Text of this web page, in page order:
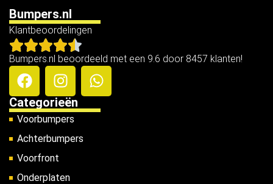
Bumpers.nl
Klantbeoordelingen
Bumpers.nl beoordeeld met een 9.6 door 8457 klanten!
Categorieën
Voorbumpers
Achterbumpers
Voorfront
Onderplaten